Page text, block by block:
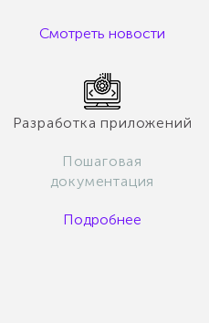
Смотреть новости
Разработка приложений
Пошаговая
документация
Подробнее